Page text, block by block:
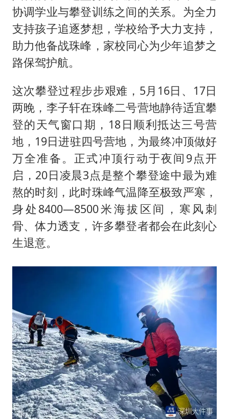
协调学业与攀登训练之间的关系。为全力
支持孩子追逐梦想，学校给予大力支持，
助力他备战珠峰，家校同心为少年追梦之
路保驾护航。
这次攀登过程步步艰难，5月16日、17日
两晚，李子轩在珠峰二号营地静待适宜攀
登的天气窗口期，18日顺利抵达三号营
地，19日进驻四号营地，为最终冲顶做好
万全准备。正式冲顶行动于夜间9点开
启，20日凌晨3点是整个攀登途中最为难
熬的时刻，此时珠峰气温降至极致严寒，
身处8400—8500米海拔区间，寒风刺
骨、体力透支，许多攀登者都会在此刻心
生退意。